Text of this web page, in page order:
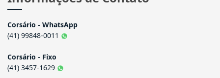
CRECI: J-4422
Informações de Contato
Corsário - WhatsApp
(41) 99848-0011